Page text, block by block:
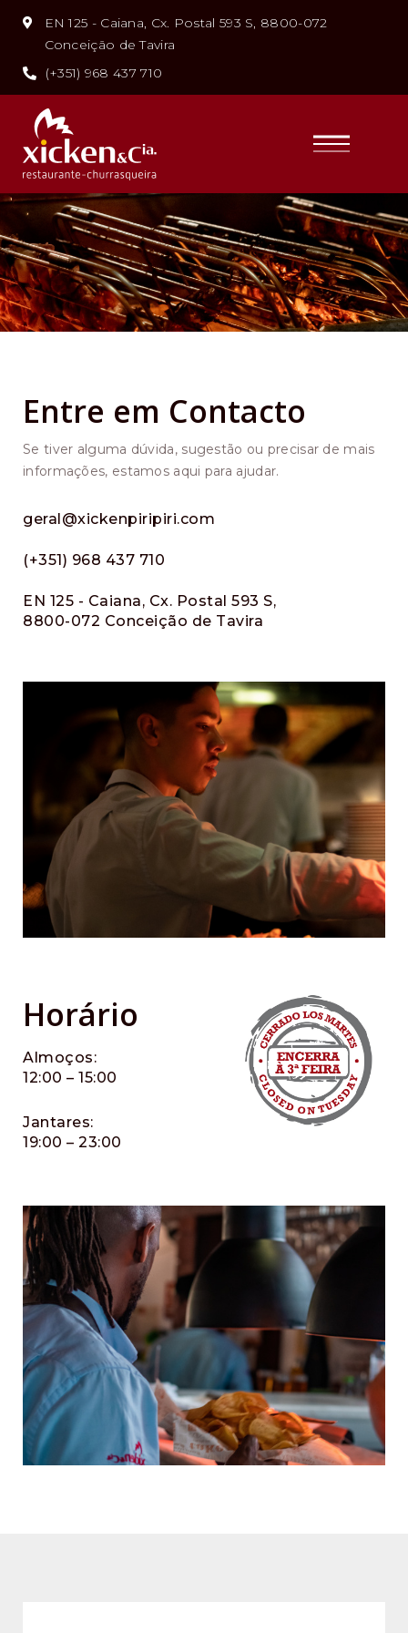
EN 125 - Caiana, Cx. Postal 593 S, 8800-072
Conceição de Tavira
(+351) 968 437 710
Entre em Contacto
Se tiver alguma dúvida, sugestão ou precisar de mais
informações, estamos aqui para ajudar.
geral@xickenpiripiri.com
(+351) 968 437 710
EN 125 - Caiana, Cx. Postal 593 S,
8800-072 Conceição de Tavira
Horário
Almoços:
12:00 – 15:00
Jantares:
19:00 – 23:00